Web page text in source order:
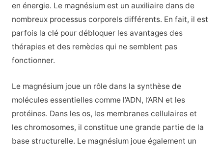
en énergie. Le magnésium est un auxiliaire dans de
nombreux processus corporels différents. En fait, il est
parfois la clé pour débloquer les avantages des
thérapies et des remèdes qui ne semblent pas
fonctionner.
Le magnésium joue un rôle dans la synthèse de
molécules essentielles comme l’ADN, l’ARN et les
protéines. Dans les os, les membranes cellulaires et
les chromosomes, il constitue une grande partie de la
base structurelle. Le magnésium joue également un